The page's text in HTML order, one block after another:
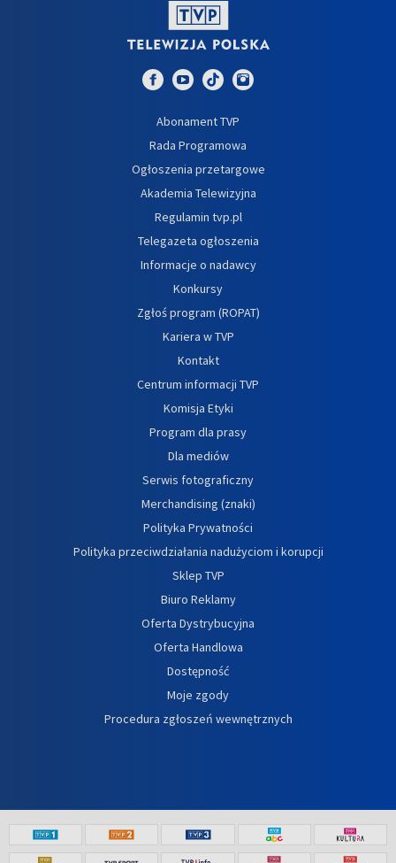
Abonament TVP
Rada Programowa
Ogłoszenia przetargowe
Akademia Telewizyjna
Regulamin tvp.pl
Telegazeta ogłoszenia
Informacje o nadawcy
Konkursy
Zgłoś program (ROPAT)
Kariera w TVP
Kontakt
Centrum informacji TVP
Komisja Etyki
Program dla prasy
Dla mediów
Serwis fotograficzny
Merchandising (znaki)
Polityka Prywatności
Polityka przeciwdziałania nadużyciom i korupcji
Sklep TVP
Biuro Reklamy
Oferta Dystrybucyjna
Oferta Handlowa
Dostępność
Moje zgody
Procedura zgłoszeń wewnętrznych